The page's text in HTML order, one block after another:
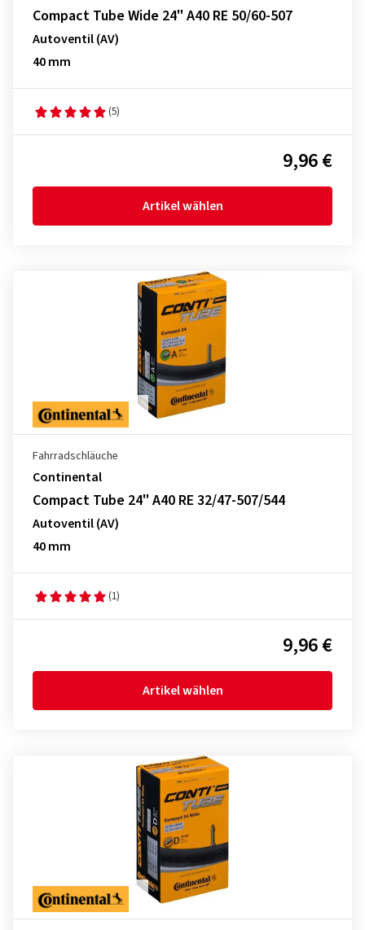
Compact Tube Wide 24" A40 RE 50/60-507
Autoventil (AV)
40 mm
(5)
9,96 €
Artikel wählen
Fahrradschläuche
Continental
Compact Tube 24" A40 RE 32/47-507/544
Autoventil (AV)
40 mm
(1)
9,96 €
Artikel wählen